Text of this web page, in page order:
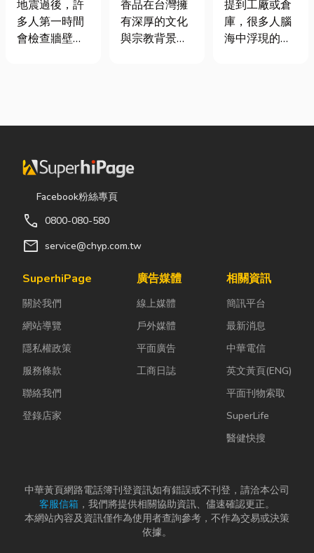
震氣爆怎麼
防？警報器與
地震過後，許
多人第一時間
會檢查牆壁裂
線。日前日本
城在地震後引
發嚴重氣爆，
正是因為震波
管線受損、氣
體微量外洩所
默充斥在空間
一絲靜電或按
下開關的火
花...
氣，一次了解
天然低煙香品
香品在台灣擁
有深厚的文化
與宗教背景，
隨著佛教、道
逐漸成為寺
品。 近年來，
康與環保意識
香品產業也持
續轉型，從...
沒有你想像中
那麼遙遠！
提到工廠或倉
庫，很多人腦
海中浮現的畫
著出貨。但你
路購物越來越
食品、生活用
品、電子...
Facebook粉絲專頁
call 0800-080-580
mail service@chyp.com.tw
SuperhiPage
關於我們
網站導覽
隱私權政策
服務條款
聯絡我們
登錄店家
廣告媒體
線上媒體
戶外媒體
平面廣告
工商日誌
相關資訊
簡訊平台
最新消息
中華電信
英文黃頁(ENG)
平面刊物索取
SuperLife
醫健快搜
中華黃頁網路電話簿刊登資訊如有錯誤或不刊登，請洽本公司
客服信箱 ，我們將提供相關協助資訊、儘速確認更正。
本網站內容及資訊僅作為使用者查詢參考，不作為交易或決策
依據。